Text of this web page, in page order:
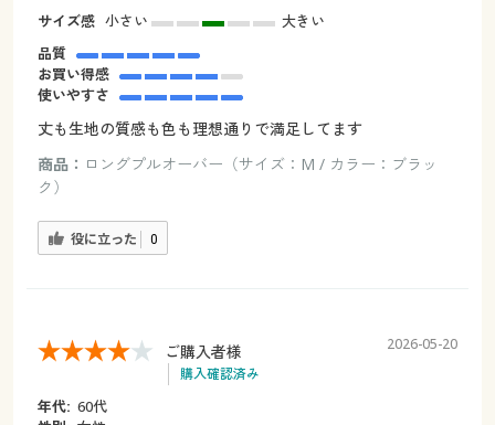
サイズ感 小さい
大きい
品質
お買い得感
使いやすさ
丈も生地の質感も色も理想通りで満足してます
商品： ロングプルオーバー（サイズ：M / カラー：ブラッ
ク）
役に立った 0
ご購入者様
購入確認済み
2026-05-20
年代: 60代